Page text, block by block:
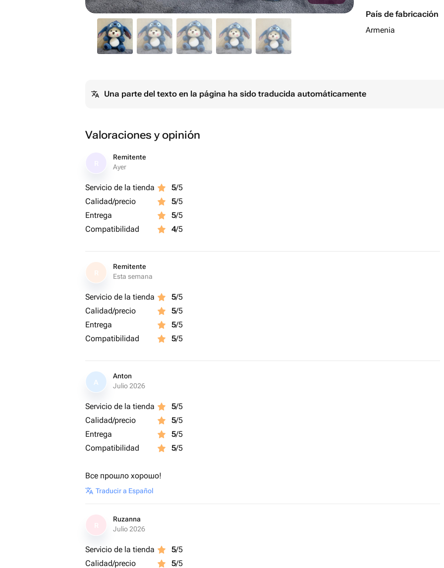
País de fabricación
Armenia
Una parte del texto en la página ha sido traducida automáticamente
Valoraciones y opinión
Remitente
Ayer
Servicio de la tienda 5/5
Calidad/precio
5/5
Entrega
5/5
Compatibilidad
4/5
R
Remitente
Esta semana
Servicio de la tienda 5/5
Calidad/precio
5/5
Entrega
5/5
Compatibilidad
5/5
A
Anton
Julio 2026
Servicio de la tienda 5/5
Calidad/precio
5/5
Entrega
5/5
Compatibilidad
5/5
Все прошло хорошо!
Traducir a Español
Ruzanna
Julio 2026
Servicio de la tienda 5/5
Calidad/precio
5/5